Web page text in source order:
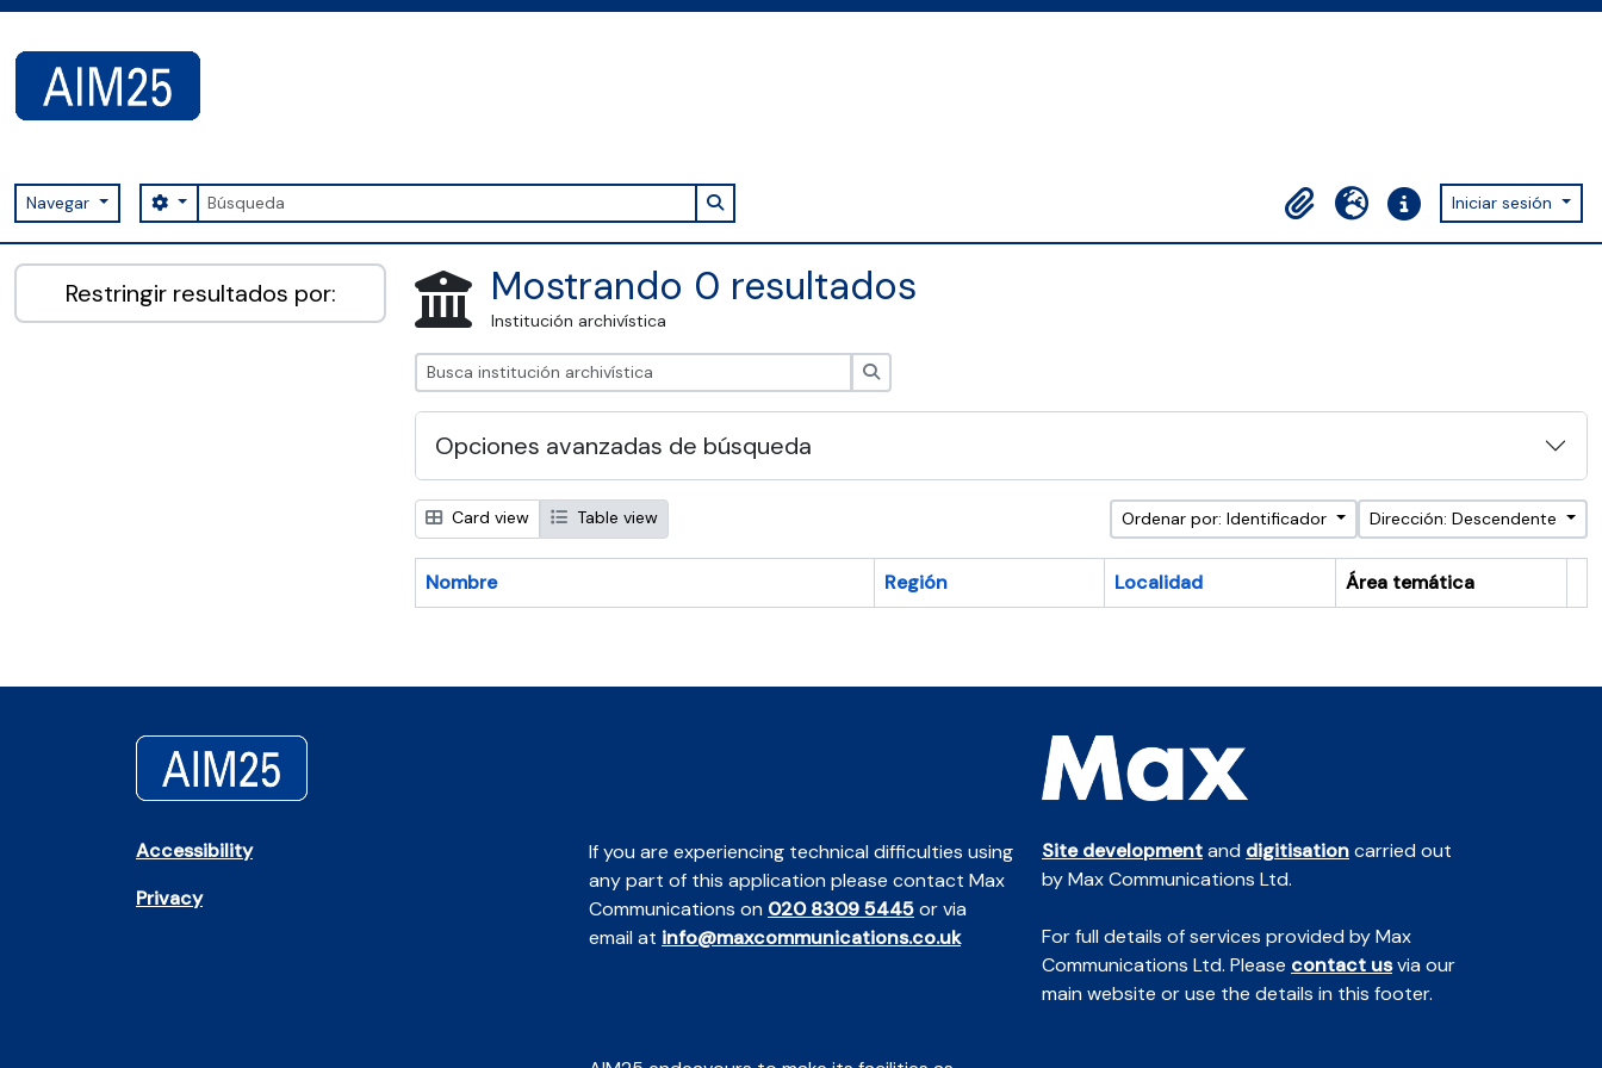
Navegar Búsqueda
Search options Search in browse page
Portapapeles
Idioma Enlaces rápidos
Iniciar sesión
AIM25 - AtoM 2.8.2
Restringir resultados por: Mostrando 0 resultados
Institución archivística
Opciones avanzadas de búsqueda
Card view Table view Ordenar por: Identificador Dirección: Descendente
Nombre Región Localidad
Área temática
Accessibility
Privacy
If you are experiencing technical difficulties using
any part of this application please contact Max
Communications on 020 8309 5445or via
email at info@maxcommunications.co.uk
Site developmentand digitisationcarried out
by Max Communications Ltd.
For full details of services provided by Max
Communications Ltd. Please contact usvia our
main website or use the details in this footer.